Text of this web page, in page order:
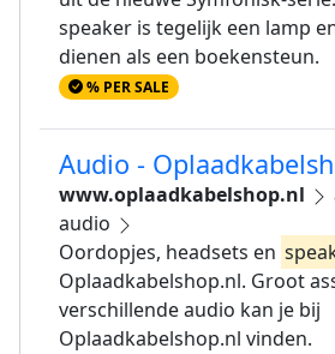
speaker is tegelijk een lamp
dienen als een boekensteun.
% PER SALE
Audio -
www.oplaadkabelshop.nl
audio
Oordopjes, headsets en
Oplaadkabelshop.nl. Groot
verschillende audio kan je bij
Oplaadkabelshop.nl vinden.